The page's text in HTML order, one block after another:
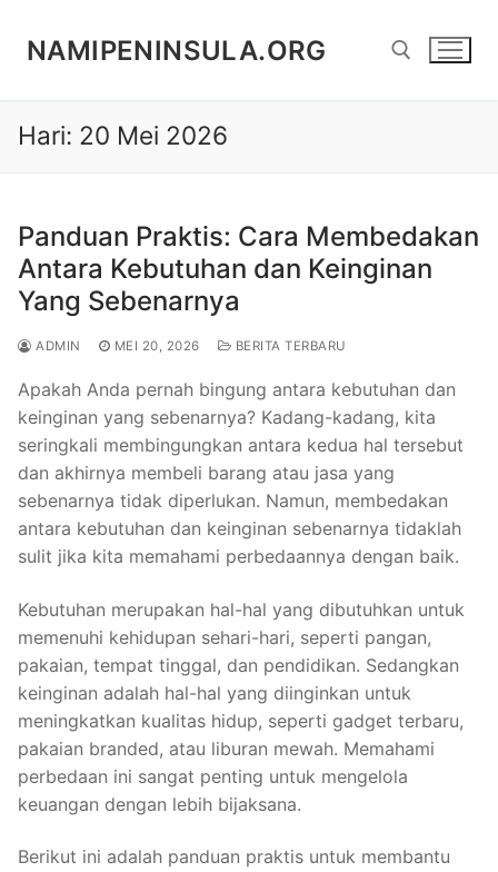
NAMIPENINSULA.ORG
Cari:
Hari: 20 Mei 2026
Panduan Praktis: Cara Membedakan
Antara Kebutuhan dan Keinginan
Yang Sebenarnya
ADMIN MEI 20, 2026 BERITA TERBARU
Apakah Anda pernah bingung antara kebutuhan dan
keinginan yang sebenarnya? Kadang-kadang, kita
seringkali membingungkan antara kedua hal tersebut
dan akhirnya membeli barang atau jasa yang
sebenarnya tidak diperlukan. Namun, membedakan
antara kebutuhan dan keinginan sebenarnya tidaklah
sulit jika kita memahami perbedaannya dengan baik.
Kebutuhan merupakan hal-hal yang dibutuhkan untuk
memenuhi kehidupan sehari-hari, seperti pangan,
pakaian, tempat tinggal, dan pendidikan. Sedangkan
keinginan adalah hal-hal yang diinginkan untuk
meningkatkan kualitas hidup, seperti gadget terbaru,
pakaian branded, atau liburan mewah. Memahami
perbedaan ini sangat penting untuk mengelola
keuangan dengan lebih bijaksana.
Berikut ini adalah panduan praktis untuk membantu